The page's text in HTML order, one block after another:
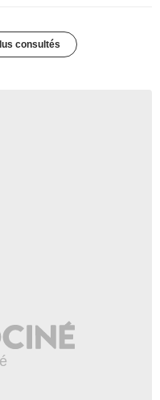
consultés